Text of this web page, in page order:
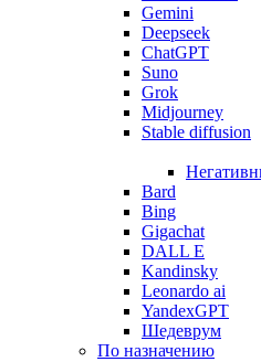
Gemini
Deepseek
ChatGPT
Suno
Grok
Midjourney
Stable diffusion
Bard
Bing
Gigachat
DALL E
Kandinsky
Leonardo ai
YandexGPT
Шедеврум
По назначению